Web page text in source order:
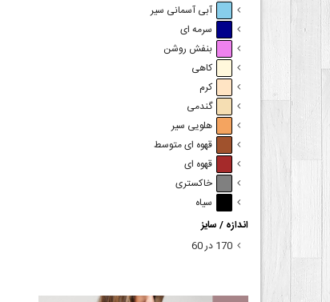
آبی آسمانی سیر
سرمه ای
بنفش روشن
کاهی
کرم
گندمی
هلویی سیر
قهوه ای متوسط
قهوه ای
خاکستری
سیاه
اندازه / سایز
170 در 60